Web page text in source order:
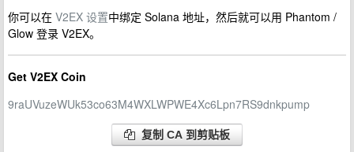
你可以在 V2EX 设置中绑定 Solana 地址，然后就可以用 Phantom /
Glow 登录 V2EX。
Get V2EX Coin
9raUVuzeWUk53co63M4WXLWPWE4Xc6Lpn7RS9dnkpump
复制 CA 到剪贴板